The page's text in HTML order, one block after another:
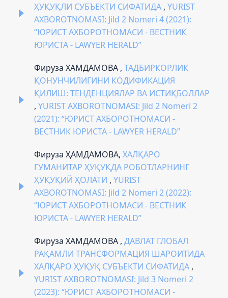
ҲУҚУҚЛИ СУБЪЕКТИ СИФАТИДА , YURIST
AXBOROTNOMASI: Jild 2 Nomeri 4 (2021):
“ЮРИСТ АХБОРОТНОМАСИ - ВЕСТНИК
ЮРИСТА - LAWYER HERALD”
Фируза ХАМДАМОВА , ТАДБИРКОРЛИК
ҚОНУНЧИЛИГИНИ КОДИФИКАЦИЯ
ҚИЛИШ: ТЕНДЕНЦИЯЛАР ВА ИСТИҚБОЛЛАР
, YURIST AXBOROTNOMASI: Jild 2 Nomeri 2
(2021): “ЮРИСТ АХБОРОТНОМАСИ -
ВЕСТНИК ЮРИСТА - LAWYER HERALD”
Фируза ҲАМДАМОВА, ХАЛҚАРО
ГУМАНИТАР ҲУҚУҚДА РОБОТЛАРНИНГ
ҲУҚУҚИЙ ҲОЛАТИ , YURIST
AXBOROTNOMASI: Jild 2 Nomeri 2 (2022):
“ЮРИСТ АХБОРОТНОМАСИ - ВЕСТНИК
ЮРИСТА - LAWYER HERALD”
Фируза ХАМДАМОВА , ДАВЛАТ ГЛОБАЛ
РАҚАМЛИ ТРАНСФОРМАЦИЯ ШАРОИТИДА
ХАЛҚАРО ҲУҚУҚ СУБЪЕКТИ СИФАТИДА ,
YURIST AXBOROTNOMASI: Jild 3 Nomeri 2
(2023): “ЮРИСТ АХБОРОТНОМАСИ -